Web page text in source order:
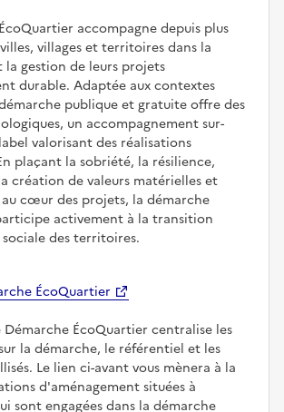
accompagne depuis plus
villages et territoires dans la
gestion de leurs projets
durable. Adaptée aux contextes
publique et gratuite offre des
un accompagnement sur-
valorisant des réalisations
plaçant la sobriété, la résilience,
création de valeurs matérielles et
cœur des projets, la démarche
activement à la transition
des territoires.
ÉcoQuartier
ÉcoQuartier centralise les
la démarche, le référentiel et les
Le lien ci-avant vous mènera à la
d'aménagement situées à
sont engagées dans la démarche